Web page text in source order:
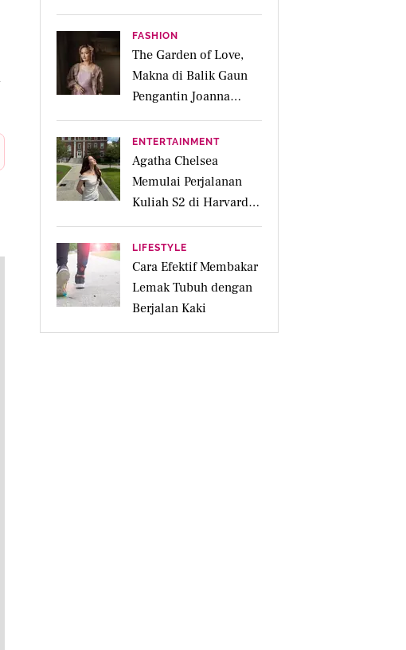
FASHION
The Garden of Love,
Makna di Balik Gaun
Pengantin Joanna
Alexandra Rancangan
Didiet Maulana
ENTERTAINMENT
Agatha Chelsea
Memulai Perjalanan
Kuliah S2 di Harvard
University
LIFESTYLE
Cara Efektif Membakar
Lemak Tubuh dengan
Berjalan Kaki